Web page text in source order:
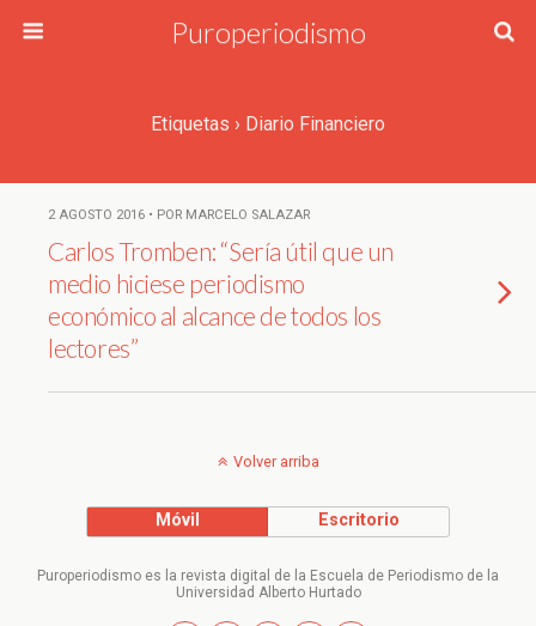
Puroperiodismo
Etiquetas › Diario Financiero
2 AGOSTO 2016 • POR MARCELO SALAZAR
Carlos Tromben: “Sería útil que un
medio hiciese periodismo
económico al alcance de todos los
lectores”
Volver arriba
Móvil Escritorio
Puroperiodismo es la revista digital de la Escuela de Periodismo de la
Universidad Alberto Hurtado